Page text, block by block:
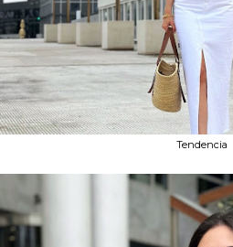
Tendencia